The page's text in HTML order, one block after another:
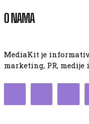
O NAMA
MediaKit je
marketing, PR,